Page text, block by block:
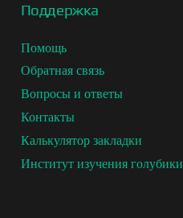
Поддержка
Помощь
Обратная связь
Вопросы и ответы
Контакты
Калькулятор закладки
Институт изучения голубики